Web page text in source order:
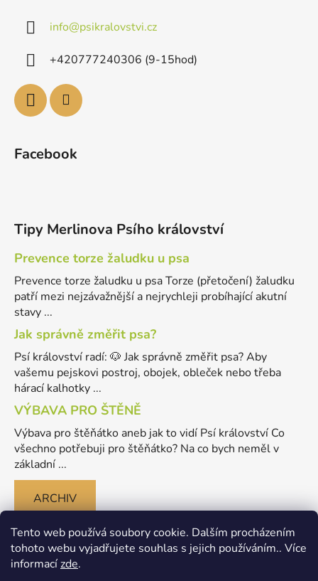
Tento web používá soubory cookie. Dalším procházením
tohoto webu vyjadřujete souhlas s jejich používáním.. Více
informacízde.
info@psikralovstvi.cz
+420777240306 (9-15hod)
Facebook
Tipy Merlinova Psího království
Prevence torze žaludku u psa
Prevence torze žaludku u psa Torze (přetočení) žaludku
patří mezi nejzávažnější a nejrychleji probíhající akutní
stavy ...
Jak správně změřit psa?
Psí království radí: 🐶 Jak správně změřit psa? Aby
vašemu pejskovi postroj, obojek, obleček nebo třeba
hárací kalhotky ...
VÝBAVA PRO ŠTĚNĚ
Výbava pro štěňátko aneb jak to vidí Psí království Co
všechno potřebuji pro štěňátko? Na co bych neměl v
základní ...
ARCHIV